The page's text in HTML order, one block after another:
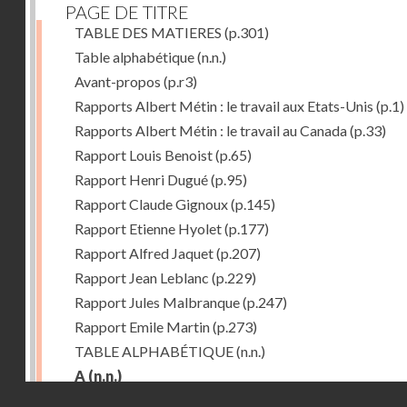
PAGE DE TITRE
TABLE DES MATIERES (p.301)
Table alphabétique(n.n.)
Avant-propos (p.r3)
Rapports Albert Métin : le travail aux Etats-Unis (p.1)
Rapports Albert Métin : le travail au Canada(p.33)
Rapport Louis Benoist(p.65)
Rapport Henri Dugué(p.95)
Rapport Claude Gignoux(p.145)
Rapport Etienne Hyolet(p.177)
Rapport Alfred Jaquet(p.207)
Rapport Jean Leblanc (p.229)
Rapport Jules Malbranque(p.247)
Rapport Emile Martin(p.273)
TABLE ALPHABÉTIQUE(n.n.)
A (n.n.)